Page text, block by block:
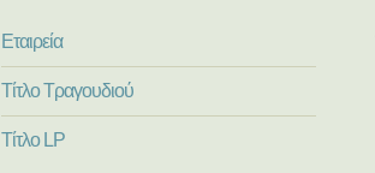
Εταιρεία
Τίτλο Τραγουδιού
Τίτλο LP